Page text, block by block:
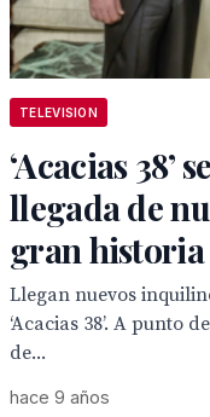
TELEVISION
‘Acacias 38’
llegada de
gran
Llegan nuevos
‘Acacias 38’. A punto
de...
hace 9 años